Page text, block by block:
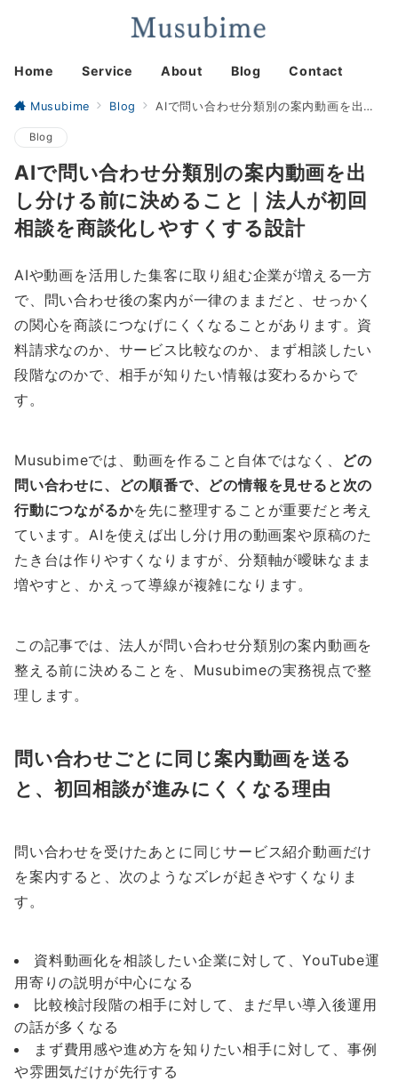
Home Service About Blog Contact
Musubime Blog AIで問い合わせ分類別の案内動画を出し分ける前に決めること｜法人が初回相談を商談化しやすくする設計
Blog
AIで問い合わせ分類別の案内動画を出
し分ける前に決めること｜法人が初回
相談を商談化しやすくする設計
AIや動画を活用した集客に取り組む企業が増える一方
で、問い合わせ後の案内が一律のままだと、せっかく
の関心を商談につなげにくくなることがあります。資
料請求なのか、サービス比較なのか、まず相談したい
段階なのかで、相手が知りたい情報は変わるからで
す。
Musubimeでは、動画を作ること自体ではなく、 どの
問い合わせに、どの順番で、どの情報を見せると次の
行動につながるかを先に整理することが重要だと考え
ています。AIを使えば出し分け用の動画案や原稿のた
たき台は作りやすくなりますが、分類軸が曖昧なまま
増やすと、かえって導線が複雑になります。
この記事では、法人が問い合わせ分類別の案内動画を
整える前に決めることを、Musubimeの実務視点で整
理します。
問い合わせごとに同じ案内動画を送る
と、初回相談が進みにくくなる理由
問い合わせを受けたあとに同じサービス紹介動画だけ
を案内すると、次のようなズレが起きやすくなりま
す。
資料動画化を相談したい企業に対して、YouTube運
用寄りの説明が中心になる
比較検討段階の相手に対して、まだ早い導入後運用
の話が多くなる
まず費用感や進め方を知りたい相手に対して、事例
や雰囲気だけが先行する